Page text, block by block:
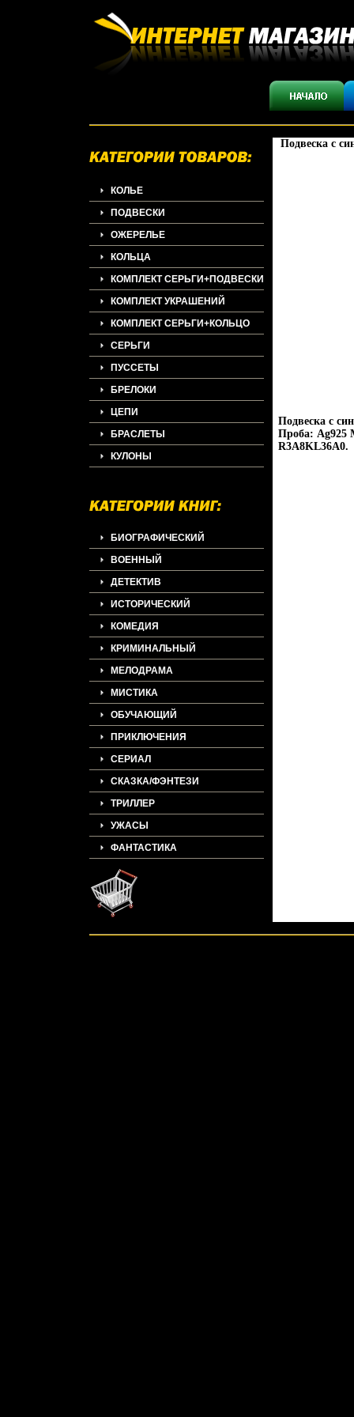
КОЛЬЕ
ПОДВЕСКИ
ОЖЕРЕЛЬЕ
КОЛЬЦА
КОМПЛЕКТ СЕРЬГИ+ПОДВЕСКИ
КОМПЛЕКТ УКРАШЕНИЙ
КОМПЛЕКТ СЕРЬГИ+КОЛЬЦО
СЕРЬГИ
ПУССЕТЫ
БРЕЛОКИ
ЦЕПИ
БРАСЛЕТЫ
КУЛОНЫ
БИОГРАФИЧЕСКИЙ
ВОЕННЫЙ
ДЕТЕКТИВ
ИСТОРИЧЕСКИЙ
КОМЕДИЯ
КРИМИНАЛЬНЫЙ
МЕЛОДРАМА
МИСТИКА
ОБУЧАЮЩИЙ
ПРИКЛЮЧЕНИЯ
СЕРИАЛ
СКАЗКА/ФЭНТЕЗИ
ТРИЛЛЕР
УЖАСЫ
ФАНТАСТИКА
Подвеска с
Подвеска с
Проба: Ag925
R3A8KL36A0.